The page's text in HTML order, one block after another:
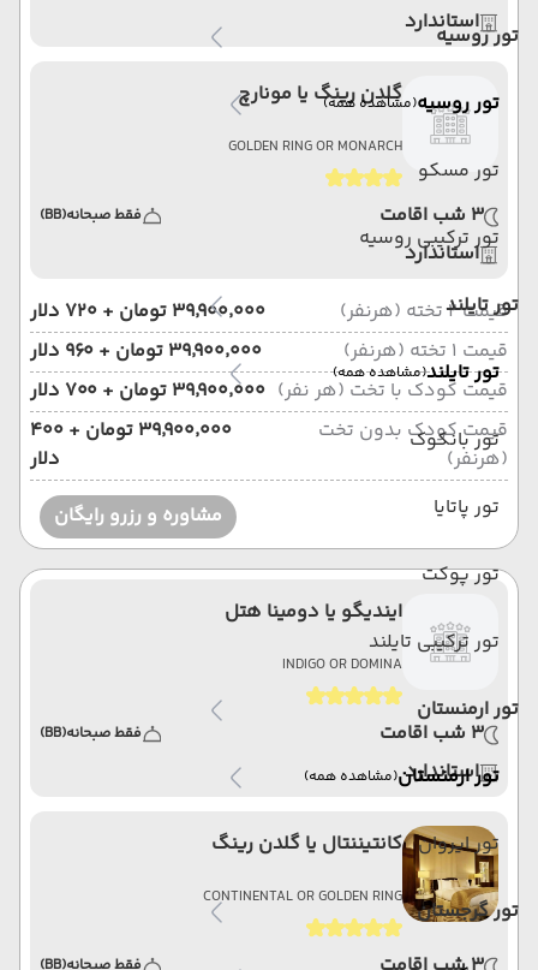
تور روسیه
تور روسیه(مشاهده همه)
تور مسکو
تور ترکیبی روسیه
تور تایلند
تور تایلند(مشاهده همه)
تور بانکوک
تور پاتایا
تور پوکت
تور ترکیبی تایلند
تور ارمنستان
تور ارمنستان(مشاهده همه)
تور ایروان
تور گرجستان
استاندارد
گلدن رینگ یا مونارچ
GOLDEN RING OR MONARCH
3 شب اقامت فقط صبحانه(BB)
استاندارد
قیمت 2 تخته (هرنفر)
۳۹٬۹۰۰٬۰۰۰ تومان + ۷۲۰ دلار
قیمت 1 تخته (هرنفر)
۳۹٬۹۰۰٬۰۰۰ تومان + ۹۶۰ دلار
قیمت کودک با تخت (هر نفر) ۳۹٬۹۰۰٬۰۰۰ تومان + ۷۰۰ دلار
قیمت کودک بدون تخت
(هرنفر)
۳۹٬۹۰۰٬۰۰۰ تومان + ۴۰۰
دلار
مشاوره و رزرو رایگان
ایندیگو یا دومینا هتل
INDIGO OR DOMINA
3 شب اقامت فقط صبحانه(BB)
استاندارد
کانتیننتال یا گلدن رینگ
CONTINENTAL OR GOLDEN RING